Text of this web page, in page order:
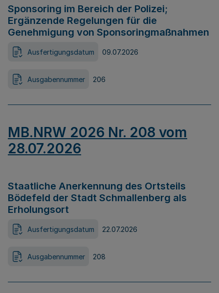
Sponsoring im Bereich der Polizei;
Ergänzende Regelungen für die
Genehmigung von Sponsoringmaßnahmen
Ausfertigungsdatum 09.07.2026
Ausgabennummer 206
MB.NRW 2026 Nr. 208 vom
28.07.2026
Staatliche Anerkennung des Ortsteils
Bödefeld der Stadt Schmallenberg als
Erholungsort
Ausfertigungsdatum 22.07.2026
Ausgabennummer 208